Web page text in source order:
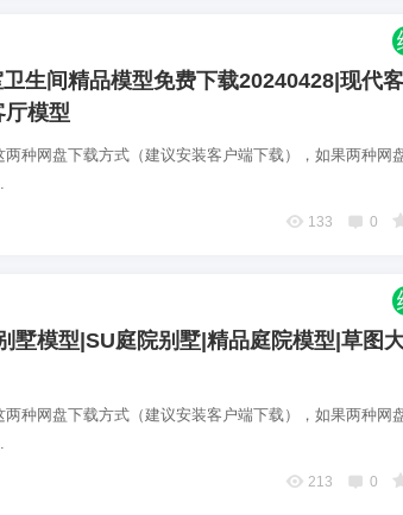
生间精品模型免费下载20240428|现代客
模型
种网盘下载方式（建议安装客户端下载），如果两种网
133 0
墅模型|SU庭院别墅|精品庭院模型|草图
种网盘下载方式（建议安装客户端下载），如果两种网
213 0